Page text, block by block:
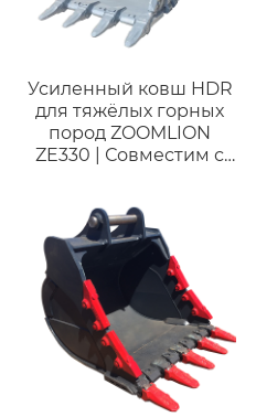
Усиленный ковш HDR
для тяжёлых горных
пород ZOOMLION
ZE330 | Совместим с